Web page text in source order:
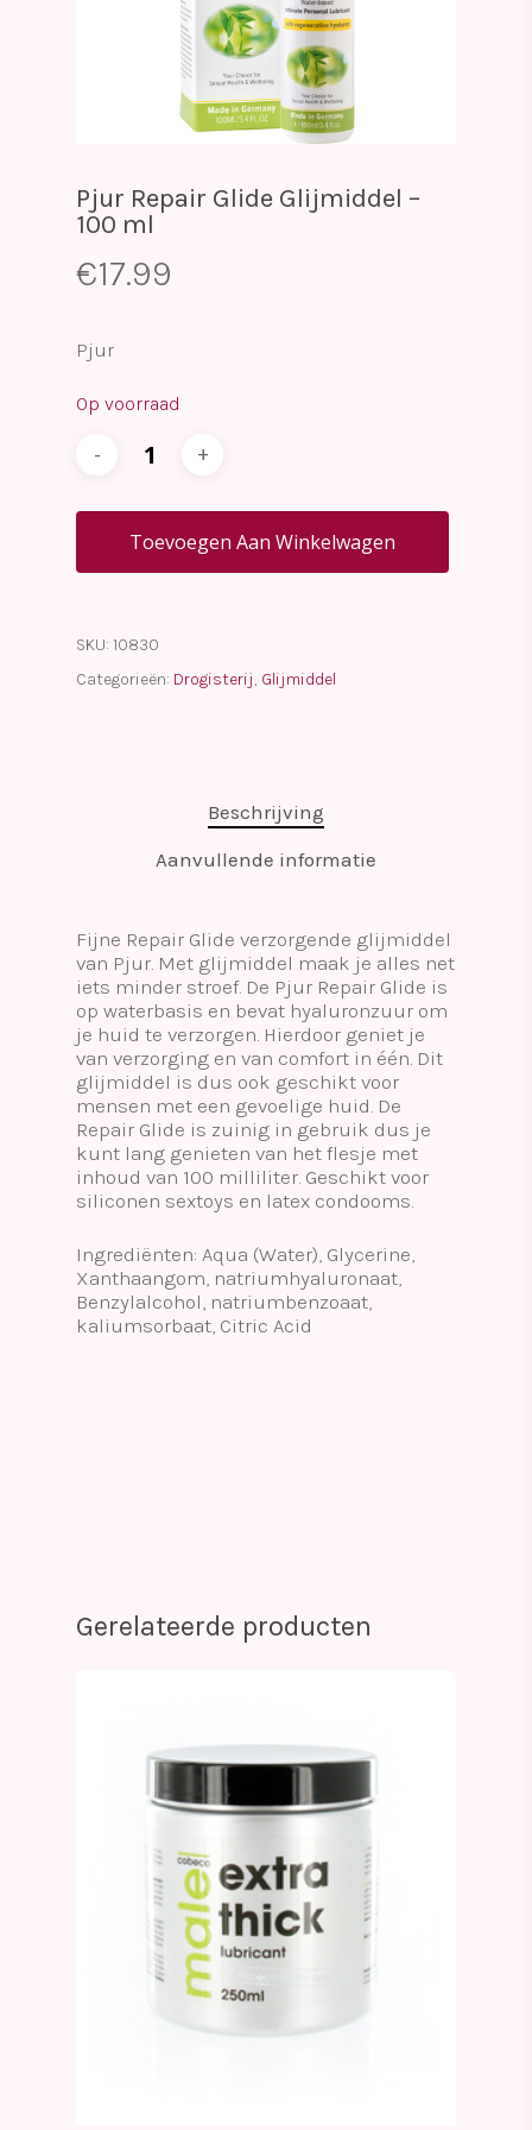
Pjur Repair Glide Glijmiddel –
100 ml
€17.99
Pjur
Op voorraad
Toevoegen Aan Winkelwagen
SKU: 10830
Categorieën: Drogisterij, Glijmiddel
Beschrijving
Aanvullende informatie
Fijne Repair Glide verzorgende glijmiddel
van Pjur. Met glijmiddel maak je alles net
iets minder stroef. De Pjur Repair Glide is
op waterbasis en bevat hyaluronzuur om
je huid te verzorgen. Hierdoor geniet je
van verzorging en van comfort in één. Dit
glijmiddel is dus ook geschikt voor
mensen met een gevoelige huid. De
Repair Glide is zuinig in gebruik dus je
kunt lang genieten van het flesje met
inhoud van 100 milliliter. Geschikt voor
siliconen sextoys en latex condooms.
Ingrediënten: Aqua (Water), Glycerine,
Xanthaangom, natriumhyaluronaat,
Benzylalcohol, natriumbenzoaat,
kaliumsorbaat, Citric Acid
Gerelateerde producten